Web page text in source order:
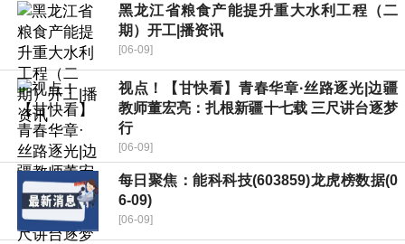
黑龙江省粮食产能提升重大水利工程（二
期）开工|播资讯
[06-09]
视点！【甘快看】青春华章·丝路逐光|边疆
教师董宏亮：扎根新疆十七载 三尺讲台逐梦
行
[06-09]
每日聚焦：能科科技(603859)龙虎榜数据(0
6-09)
[06-09]